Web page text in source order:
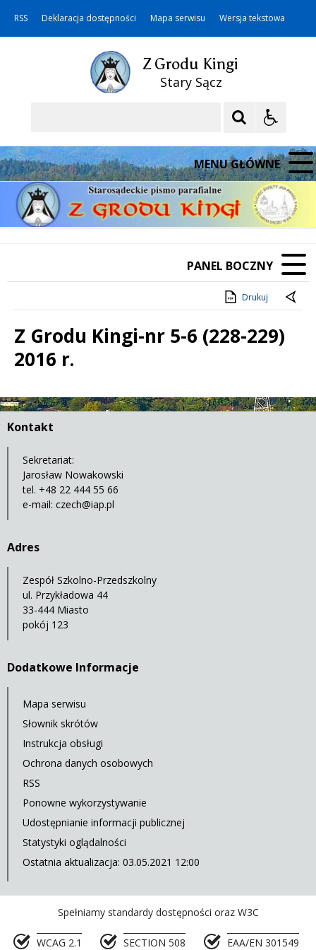
RSS Deklaracja dostępności Mapa serwisu Wersja tekstowa
Z Grodu Kingi
Stary Sącz
MENU GŁÓWNE
PANEL BOCZNY
Drukuj
Z Grodu Kingi-nr 5-6 (228-229)
2016 r.
Treść
Kontakt
Sekretariat:
Jarosław Nowakowski
tel. +48 22 444 55 66
e-mail: czech@iap.pl
Adres
Zespół Szkolno-Przedszkolny
ul. Przykładowa 44
33-444 Miasto
pokój 123
Dodatkowe Informacje
Mapa serwisu
Słownik skrótów
Instrukcja obsługi
Ochrona danych osobowych
RSS
Ponowne wykorzystywanie
Udostępnianie informacji publicznej
Statystyki oglądalności
Ostatnia aktualizacja: 03.05.2021 12:00
Spełniamy standardy dostępności oraz W3C
WCAG 2.1 SECTION 508 EAA/EN 301549